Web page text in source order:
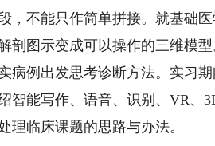
，不能只作简单拼接。就基础
剖图示变成可以操作的三维模
病例出发思考诊断方法。实习
智能写作、语音、识别、VR、
理临床课题的思路与办法。